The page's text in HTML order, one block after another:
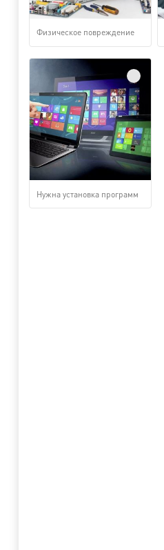
Физическое повреждение
Нужна установка программ